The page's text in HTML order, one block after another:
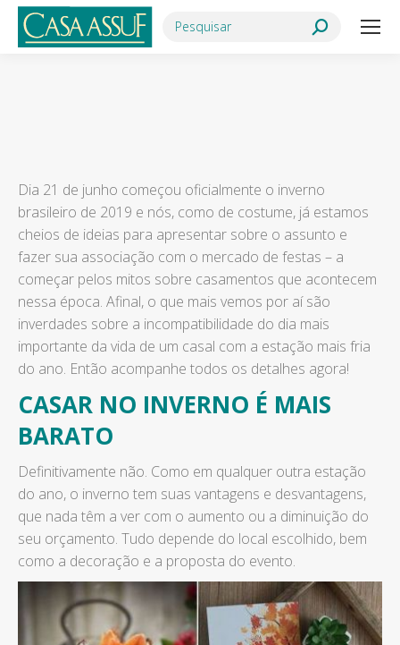
Search:
Dia 21 de junho começou oficialmente o inverno
brasileiro de 2019 e nós, como de costume, já estamos
cheios de ideias para apresentar sobre o assunto e
fazer sua associação com o mercado de festas – a
começar pelos mitos sobre casamentos que acontecem
nessa época. Afinal, o que mais vemos por aí são
inverdades sobre a incompatibilidade do dia mais
importante da vida de um casal com a estação mais fria
do ano. Então acompanhe todos os detalhes agora!
CASAR NO INVERNO É MAIS
BARATO
Definitivamente não. Como em qualquer outra estação
do ano, o inverno tem suas vantagens e desvantagens,
que nada têm a ver com o aumento ou a diminuição do
seu orçamento. Tudo depende do local escolhido, bem
como a decoração e a proposta do evento.